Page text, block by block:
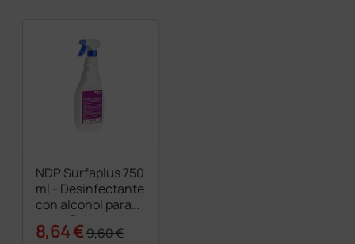
NDP Surfaplus 750
ml - Desinfectante
con alcohol para
superficies
8,64 €9,60 €